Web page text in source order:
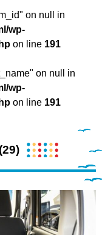
on null in
wp-
on line 191
on null in
wp-
on line 191